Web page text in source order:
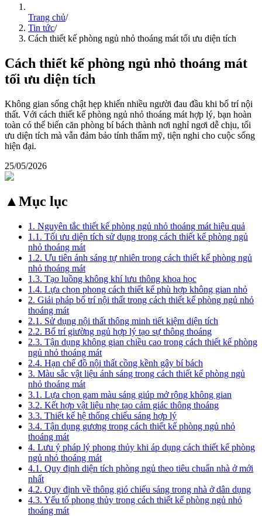
Trang chủ/
Tin tức/
Cách thiết kế phòng ngủ nhỏ thoáng mát tối ưu diện tích
Cách thiết kế phòng ngủ nhỏ thoáng mát
tối ưu diện tích
Không gian sống chật hẹp khiến nhiều người đau đầu khi bố trí nội
thất. Với cách thiết kế phòng ngủ nhỏ thoáng mát hợp lý, bạn hoàn
toàn có thể biến căn phòng bí bách thành nơi nghỉ ngơi dễ chịu, tối
ưu diện tích mà vẫn đảm bảo tính thẩm mỹ, tiện nghi cho cuộc sống
hiện đại.
25/05/2026
▲Mục lục
1. Nguyên tắc thiết kế phòng ngủ nhỏ thoáng mát hiệu quả
1.1. Tối ưu diện tích sử dụng trong cách thiết kế phòng ngủ
nhỏ thoáng mát
1.2. Ưu tiên ánh sáng tự nhiên trong cách thiết kế phòng ngủ
nhỏ thoáng mát
1.3. Tạo luồng không khí lưu thông khoa học
1.4. Lựa chọn phong cách thiết kế phù hợp không gian nhỏ
2. Giải pháp bố trí nội thất trong cách thiết kế phòng ngủ nhỏ
thoáng mát
2.1. Sử dụng nội thất thông minh tiết kiệm diện tích
2.2. Bố trí giường ngủ hợp lý tạo sự thông thoáng
2.3. Tận dụng không gian chiều cao trong cách thiết kế phòng
ngủ nhỏ thoáng mát
2.4. Hạn chế đồ nội thất cồng kềnh gây bí bách
3. Màu sắc vật liệu ánh sáng trong cách thiết kế phòng ngủ
nhỏ thoáng mát
3.1. Lựa chọn gam màu sáng giúp mở rộng không gian
3.2. Kết hợp vật liệu nhẹ tạo cảm giác thông thoáng
3.3. Thiết kế hệ thống chiếu sáng hợp lý
3.4. Tận dụng gương trong cách thiết kế phòng ngủ nhỏ
thoáng mát
4. Lưu ý pháp lý phong thủy khi áp dụng cách thiết kế phòng
ngủ nhỏ thoáng mát
4.1. Quy định diện tích phòng ngủ theo tiêu chuẩn nhà ở mới
nhất
4.2. Quy định về thông gió chiếu sáng trong nhà ở dân dụng
4.3. Yếu tố phong thủy trong cách thiết kế phòng ngủ nhỏ
thoáng mát